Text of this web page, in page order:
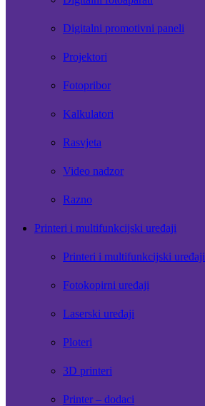
Digitalni promotivni paneli
Projektori
Fotopribor
Kalkulatori
Rasvjeta
Video nadzor
Razno
Printeri i multifunkcijski uređaji
Printeri i multifunkcijski uređaji
Fotokopirni uređaji
Laserski uređaji
Ploteri
3D printeri
Printer – dodaci